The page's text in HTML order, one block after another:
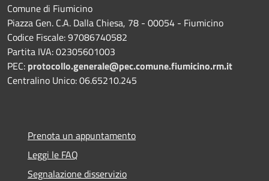
Comune di Fiumicino
Piazza Gen. C.A. Dalla Chiesa, 78 - 00054 - Fiumicino
Codice Fiscale: 97086740582
Partita IVA: 02305601003
PEC: protocollo.generale@pec.comune.fiumicino.rm.it
Centralino Unico: 06.65210.245
Prenota un appuntamento
Leggi le FAQ
Segnalazione disservizio